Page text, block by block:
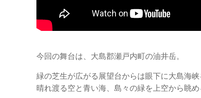
今回の舞台は、大島郡瀬戸内町の油井岳。
緑の芝生が広がる展望台からは眼下に大島海
晴れ渡る空と青い海、島々の緑を上空から眺め